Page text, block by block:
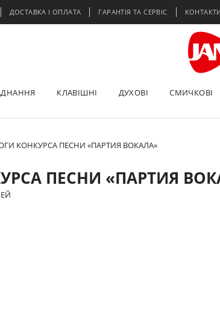
ДОСТАВКА І ОПЛАТА ГАРАНТІЯ ТА СЕРВІС
КЛАВІШНІ ДУХОВІ СМИЧКОВІ
КОНКУРСА ПЕСНИ «ПАРТИЯ ВОКАЛА»
ПЕСНИ «ПАРТИЯ